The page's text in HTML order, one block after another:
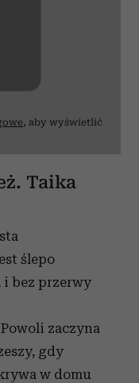
, aby wyświetlić
Taika
ślepo
bez przerwy
zaczyna
gdy
w domu